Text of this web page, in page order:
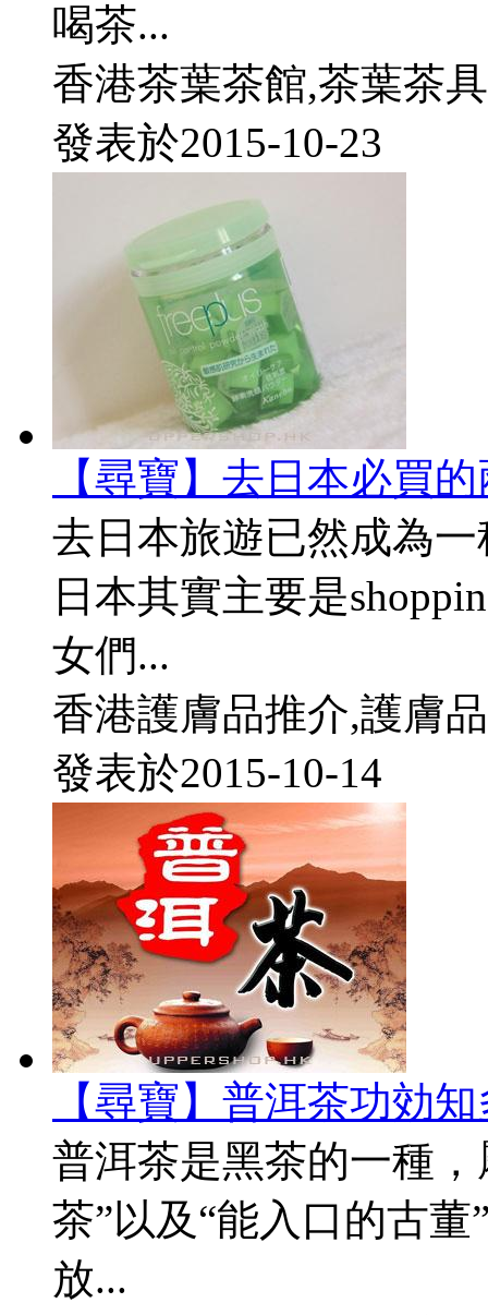
喝茶...
香港茶葉茶館,茶葉茶
發表於2015-10-23
【尋寶】去日本必買
去日本旅遊已然成為
日本其實主要是
女們...
香港護膚品推介,護膚
發表於2015-10-14
【尋寶】普洱茶功効
普洱茶是黑茶的一種
茶”以及“能入口的古
放...